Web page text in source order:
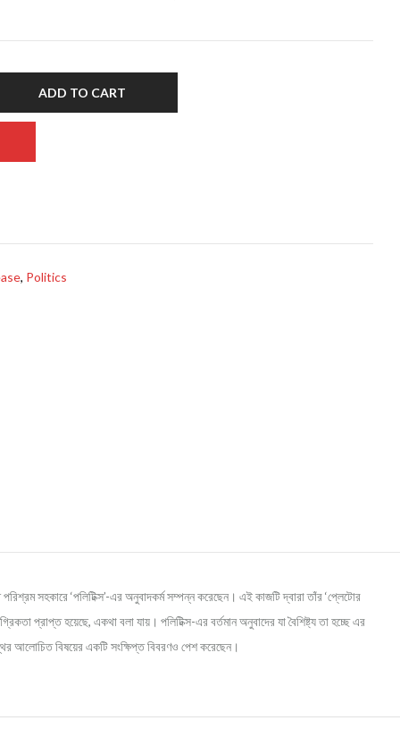
ADD TO CART
, Politics
সহকারে ‘পলিটিক্স’-এর অনুবাদকর্ম সম্পন্ন করেছেন। এই কাজটি দ্বারা তাঁর ‘প্লেটোর
প্রাপ্ত হয়েছে, একথা বলা যায়। পলিটিক্স-এর বর্তমান অনুবাদের যা বৈশিষ্ট্য তা হচ্ছে এর
আলোচিত বিষয়ের একটি সংক্ষিপ্ত বিবরণও পেশ করেছেন।